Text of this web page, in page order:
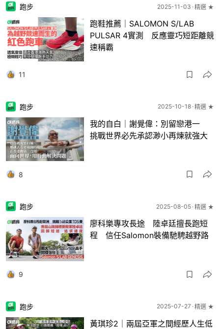
跑步 2025-11-03 精選 ★
跑鞋推薦｜SALOMON S/LAB
PULSAR 4實測 反應靈巧短距離競
速稱霸
11
跑步 2025-10-18 精選 ★
我的自白｜謝覺偉：別留戀港一
挑戰世界必先承認渺小再煉就強大
8
跑步 2025-08-05 精選 ★
廖科樂專攻長途 陸卓廷擅長跑短
程 信任Salomon裝備馳騁越野路
9
跑步 2025-07-27 精選 ★
黃琪珍2｜兩屆亞軍之間經歷人生低